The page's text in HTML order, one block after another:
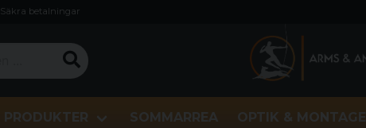
Säkra betalningar
PRODUKTER SOMMARREA OPTIK & MONTAGE